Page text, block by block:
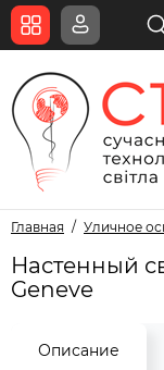
Главная Уличное
Настенный
Geneve
Описание